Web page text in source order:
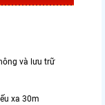
và lưu trữ
xa 30m